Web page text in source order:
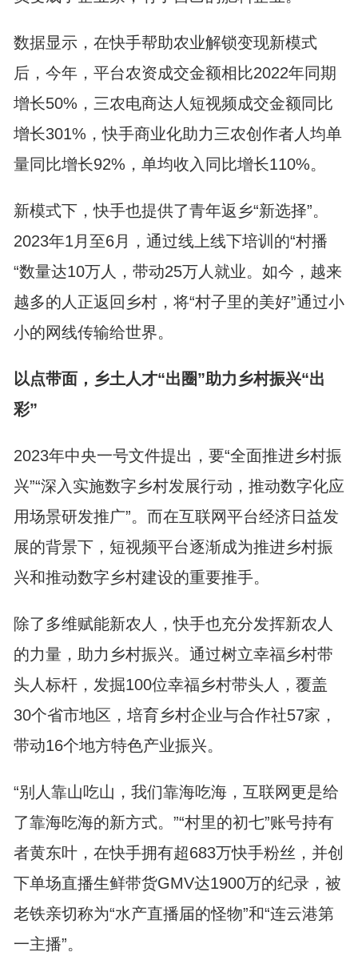
数据显示，在快手帮助农业解锁变现新模式
后，今年，平台农资成交金额相比2022年同期
增长50%，三农电商达人短视频成交金额同比
增长301%，快手商业化助力三农创作者人均单
量同比增长92%，单均收入同比增长110%。
新模式下，快手也提供了青年返乡“新选择”。
2023年1月至6月，通过线上线下培训的“村播
“数量达10万人，带动25万人就业。如今，越来
越多的人正返回乡村，将“村子里的美好”通过小
小的网线传输给世界。
以点带面，乡土人才“出圈”助力乡村振兴“出
彩”
2023年中央一号文件提出，要“全面推进乡村振
兴”“深入实施数字乡村发展行动，推动数字化应
用场景研发推广”。而在互联网平台经济日益发
展的背景下，短视频平台逐渐成为推进乡村振
兴和推动数字乡村建设的重要推手。
除了多维赋能新农人，快手也充分发挥新农人
的力量，助力乡村振兴。通过树立幸福乡村带
头人标杆，发掘100位幸福乡村带头人，覆盖
30个省市地区，培育乡村企业与合作社57家，
带动16个地方特色产业振兴。
“别人靠山吃山，我们靠海吃海，互联网更是给
了靠海吃海的新方式。”“村里的初七”账号持有
者黄东叶，在快手拥有超683万快手粉丝，并创
下单场直播生鲜带货GMV达1900万的纪录，被
老铁亲切称为“水产直播届的怪物”和“连云港第
一主播”。